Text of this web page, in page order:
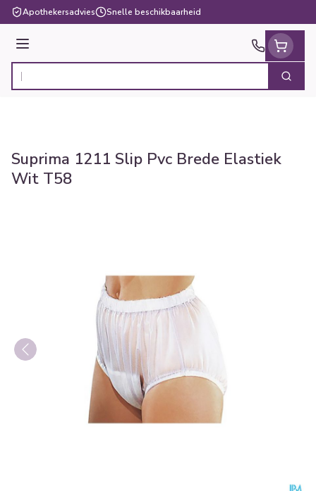
Ga naar de inhoud
Apothekersadvies Snelle beschikbaarheid
Menu
Product, merk, categorie... Zoek
Suprima 1211 Slip Pvc Brede Elastiek
Wit T58